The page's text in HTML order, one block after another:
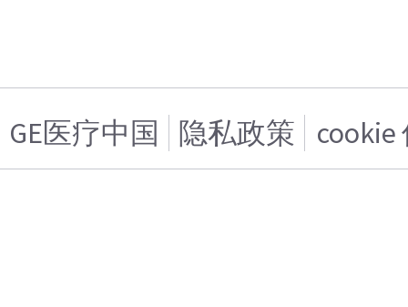
GE医疗中国 隐私政策 cookie